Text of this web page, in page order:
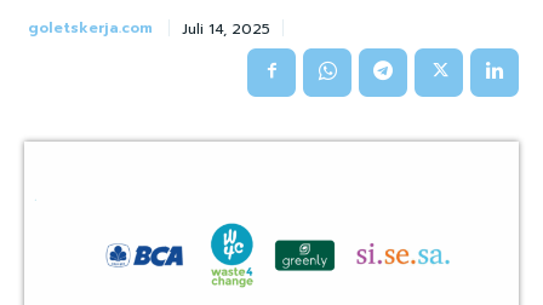
goletskerja.com Juli 14, 2025